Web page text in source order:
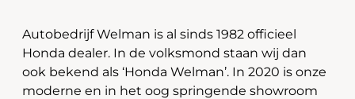
Autobedrijf Welman is al sinds 1982 officieel
Honda dealer. In de volksmond staan wij dan
ook bekend als ‘Honda Welman’. In 2020 is onze
moderne en in het oog springende showroom